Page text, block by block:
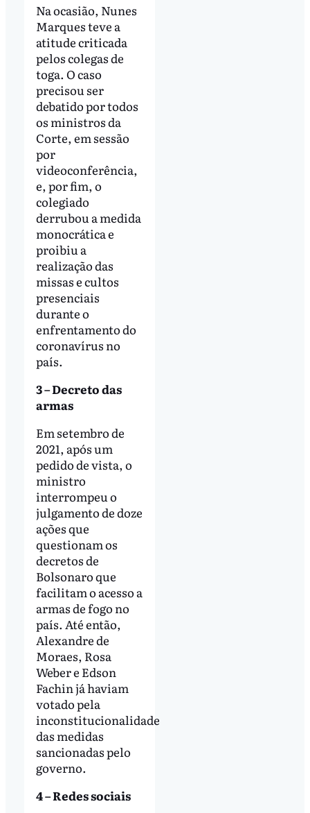
Na ocasião, Nunes
Marques teve a
atitude criticada
pelos colegas de
toga. O caso
precisou ser
debatido por todos
os ministros da
Corte, em sessão
por
videoconferência,
e, por fim, o
colegiado
derrubou a medida
monocrática e
proibiu a
realização das
missas e cultos
presenciais
durante o
enfrentamento do
coronavírus no
país.
3 – Decreto das
armas
Em setembro de
2021, após um
pedido de vista, o
ministro
interrompeu o
julgamento de doze
ações que
questionam os
decretos de
Bolsonaro que
facilitam o acesso a
armas de fogo no
país. Até então,
Alexandre de
Moraes, Rosa
Weber e Edson
Fachin já haviam
votado pela
inconstitucionalidade
das medidas
sancionadas pelo
governo.
4 – Redes sociais